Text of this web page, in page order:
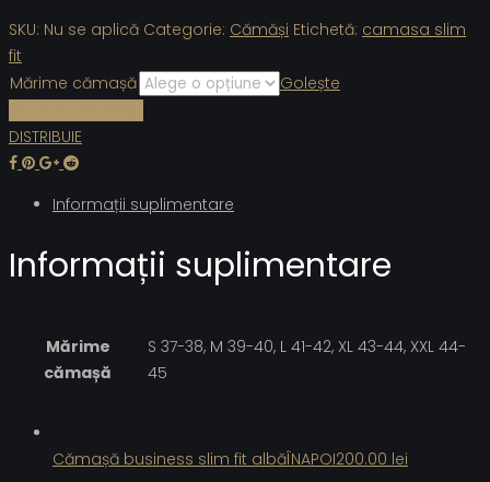
SKU: Nu se aplică Categorie: Cămăși Etichetă: camasa slim
fit
Mărime cămașă
Golește
DISTRIBUIE
Informații suplimentare
Informații suplimentare
Mărime
cămașă
S 37-38, M 39-40, L 41-42, XL 43-44, XXL 44-
45
Cămașă business slim fit albăÎNAPOI200.00 lei